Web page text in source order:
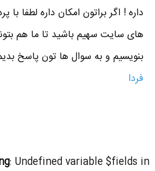
داره ! اگر براتون امکان داره لطفا
های سایت سهیم باشید تا ما هم
بنویسیم و به سوال ها تون پاسخ
فردا
: Undefined variable $fields in